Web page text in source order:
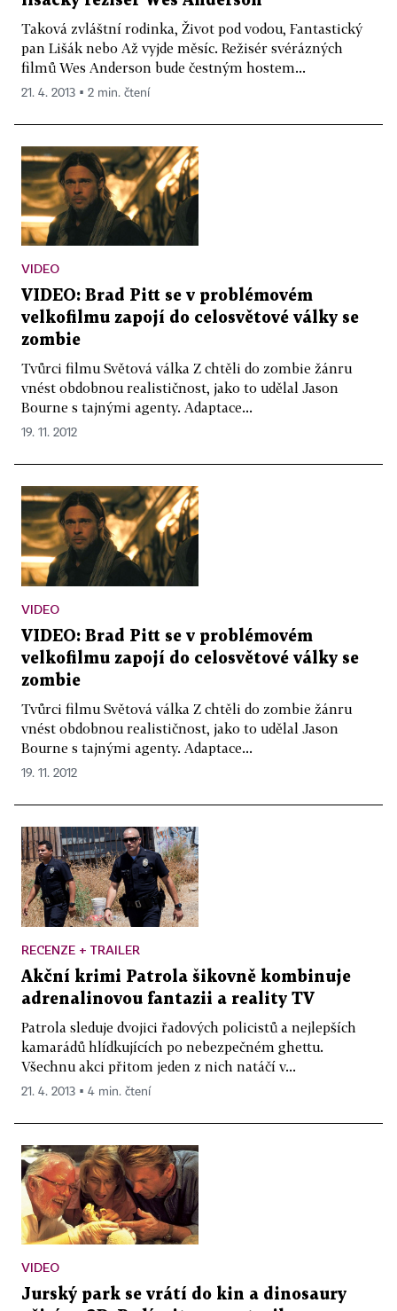
Taková zvláštní rodinka, Život pod vodou, Fantastický
pan Lišák nebo Až vyjde měsíc. Režisér svérázných
filmů Wes Anderson bude čestným hostem...
21. 4. 2013 ▪ 2 min. čtení
VIDEO
VIDEO: Brad Pitt se v problémovém
velkofilmu zapojí do celosvětové války se
zombie
Tvůrci filmu Světová válka Z chtěli do zombie žánru
vnést obdobnou realističnost, jako to udělal Jason
Bourne s tajnými agenty. Adaptace...
19. 11. 2012
VIDEO
VIDEO: Brad Pitt se v problémovém
velkofilmu zapojí do celosvětové války se
zombie
Tvůrci filmu Světová válka Z chtěli do zombie žánru
vnést obdobnou realističnost, jako to udělal Jason
Bourne s tajnými agenty. Adaptace...
19. 11. 2012
RECENZE + TRAILER
Akční krimi Patrola šikovně kombinuje
adrenalinovou fantazii a reality TV
Patrola sleduje dvojici řadových policistů a nejlepších
kamarádů hlídkujících po nebezpečném ghettu.
Všechnu akci přitom jeden z nich natáčí v...
21. 4. 2013 ▪ 4 min. čtení
VIDEO
Jurský park se vrátí do kin a dinosaury